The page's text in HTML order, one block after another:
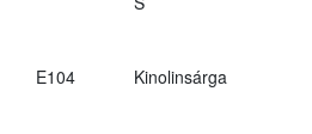
E104 Kinolinsárga